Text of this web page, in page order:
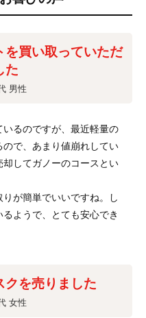
を買い取っていただ
た
男性
るのですが、最近軽量の
で、あまり値崩れしてい
してガノーのコースとい
が簡単でいいですね。し
ようで、とても安心でき
クを売りました
女性